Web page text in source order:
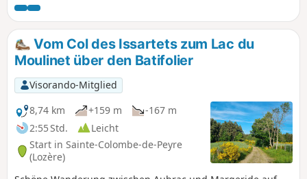
Via Podensis, ist, die in Le Puy-en-Velay beginnt. Diese
kleine fünftägige Tour durch die Monts d'Aubrac ermöglicht
es, die südliche Hälfte zu entdecken, vorbei an
symbolträchtigen Orten wie Aumont-Aubrac, Prinsuéjols,
Les Rajas, Saint-Chely-d'Aubrac, Aubrac und Nasbinals.
Vom Col des Issartets zum Lac du
Moulinet über den Batifolier
Visorando-Mitglied
8,74 km
+159 m
-167 m
2:55 Std.
Leicht
Start in Sainte-Colombe-de-Peyre
(Lozère)